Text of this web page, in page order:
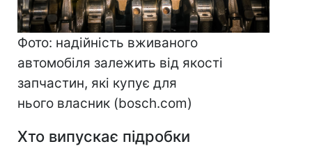
Фото: надійність вживаного
автомобіля залежить від якості
запчастин, які купує для
нього власник (bosch.com)
Хто випускає підробки